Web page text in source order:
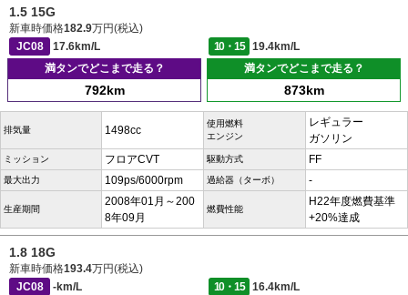
1.5 15G
新車時価格182.9万円(税込)
JC08
17.6km/L 10・15
19.4km/L
満タンでどこまで走る？
792km
満タンでどこまで走る？
873km
排気量 1498cc
使用燃料
エンジン
レギュラー
ガソリン
ミッション フロアCVT 駆動方式 FF
最大出力 109ps/6000rpm 過給器（ターボ） -
生産期間
2008年01月～200
8年09月
燃費性能
H22年度燃費基準
+20%達成
1.8 18G
新車時価格193.4万円(税込)
JC08
-km/L 10・15
16.4km/L